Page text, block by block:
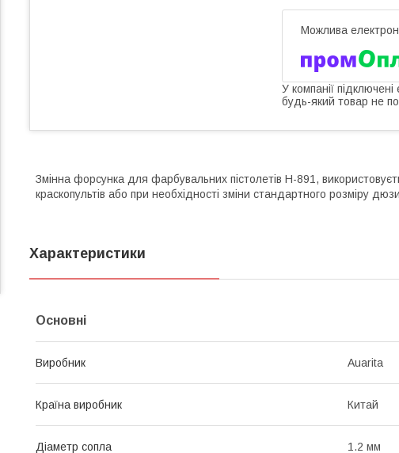
У компанії
будь-який товар не
Змінна форсунка для фарбувальних пістолетів H-891,
краскопультів або при необхідності зміни стандартного розміру
Характеристики
Основні
Виробник Auarita
Країна виробник Китай
Діаметр сопла 1.2 мм